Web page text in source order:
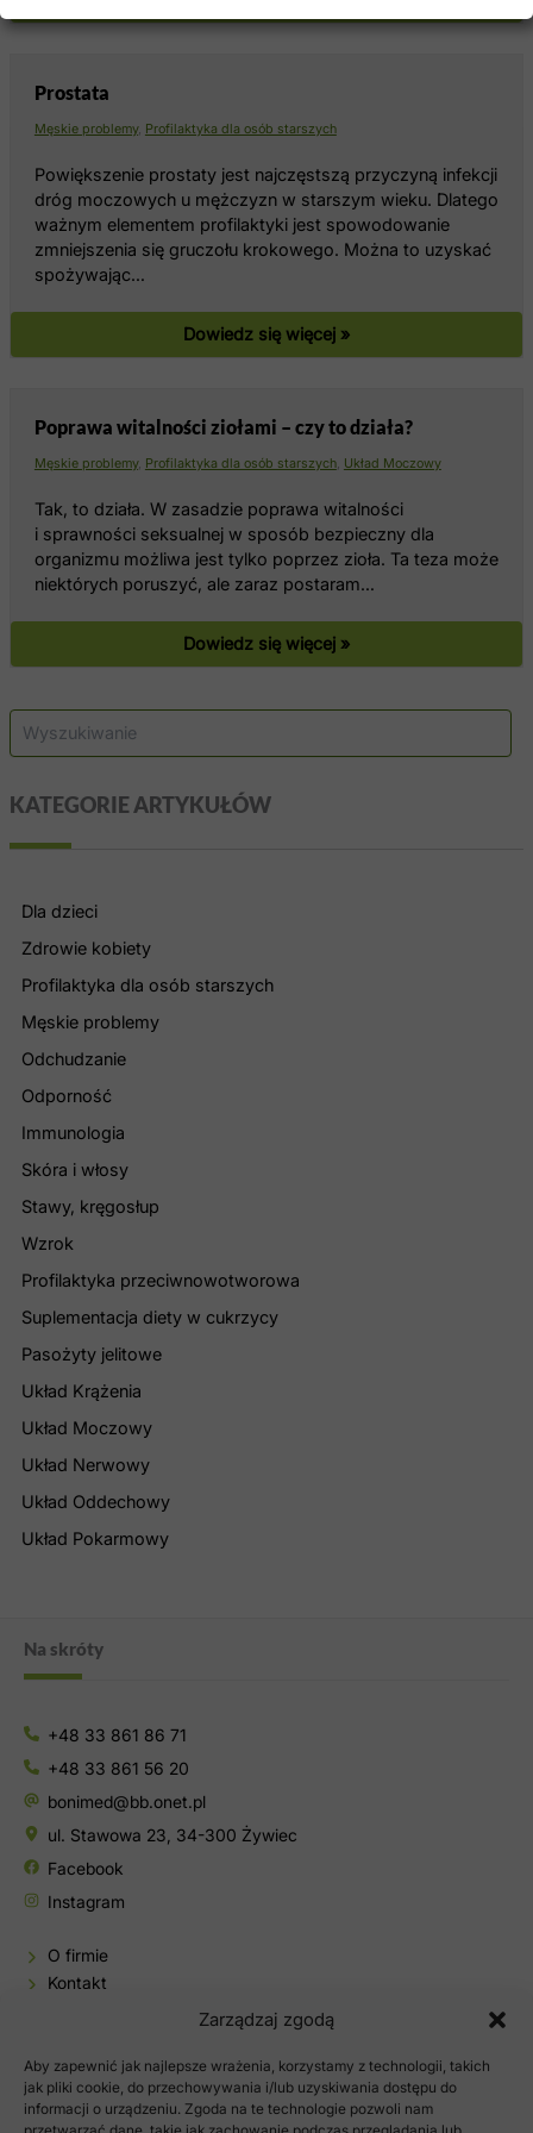
Zarządzaj zgodą
Aby zapewnić jak najlepsze wrażenia, korzystamy z technologii, takich
jak pliki cookie, do przechowywania i/lub uzyskiwania dostępu do
informacji o urządzeniu. Zgoda na te technologie pozwoli nam
S
a
j
KATEGORIE ARTYKUŁÓW
Dla dzieci
Zdrowie kobiety
Profilaktyka dla osób starszych
Męskie problemy
Odchudzanie
Odporność
Immunologia
Skóra i włosy
Stawy, kręgosłup
Wzrok
Profilaktyka przeciwnowotworowa
Suplementacja diety w cukrzycy
Pasożyty jelitowe
Układ Krążenia
Układ Moczowy
Układ Nerwowy
Układ Oddechowy
Układ Pokarmowy
Prostata
Męskie problemy, Profilaktyka dla osób starszych
Powiększenie prostaty jest najczęstszą przyczyną infekcji
dróg moczowych u mężczyzn w starszym wieku. Dlatego
ważnym elementem profilaktyki jest spowodowanie
zmniejszenia się gruczołu krokowego. Można to uzyskać
spożywając…
Dowiedz się więcej »
Poprawa witalności ziołami – czy to działa?
Męskie problemy, Profilaktyka dla osób starszych, Układ Moczowy
Tak, to działa. W zasadzie poprawa witalności
i sprawności seksualnej w sposób bezpieczny dla
organizmu możliwa jest tylko poprzez zioła. Ta teza może
niektórych poruszyć, ale zaraz postaram…
Dowiedz się więcej »
Na skróty
+48 33 861 86 71
+48 33 861 56 20
bonimed@bb.onet.pl
ul. Stawowa 23, 34-300 Żywiec
Facebook
Instagram
O firmie
Kontakt
Moje konto
Polityka prywatności